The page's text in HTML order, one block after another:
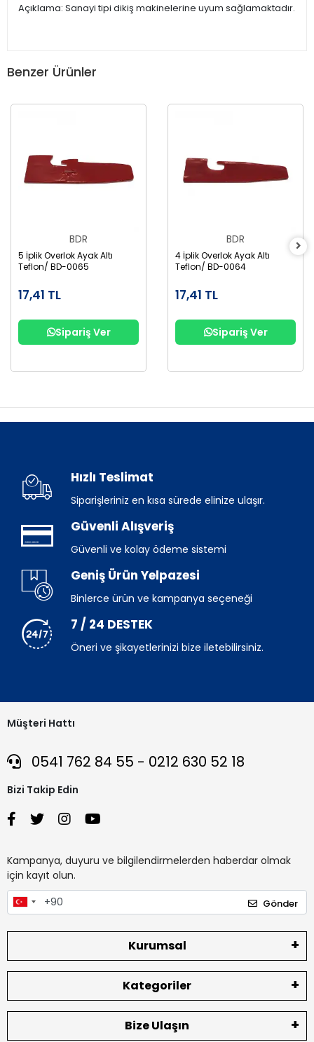
Açıklama: Sanayi tipi dikiş makinelerine uyum sağlamaktadır.
Benzer Ürünler
BDR
5 İplik Overlok Ayak Altı
Teflon/ BD-0065
17,41 TL
Sipariş Ver
BDR
4 İplik Overlok Ayak Altı
Teflon/ BD-0064
17,41 TL
Sipariş Ver
Hızlı Teslimat
Siparişleriniz en kısa sürede elinize ulaşır.
Güvenli Alışveriş
Güvenli ve kolay ödeme sistemi
Geniş Ürün Yelpazesi
Binlerce ürün ve kampanya seçeneği
7 / 24 DESTEK
Öneri ve şikayetlerinizi bize iletebilirsiniz.
Müşteri Hattı
0541 762 84 55 - 0212 630 52 18
Bizi Takip Edin
Kampanya, duyuru ve bilgilendirmelerden haberdar olmak
için kayıt olun.
Gönder
Kurumsal
Kategoriler
Bize Ulaşın